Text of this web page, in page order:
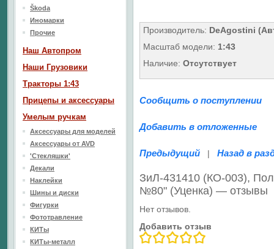
Производитель: DeAgostini
Масштаб модели: 1:43
Наличие: Отсутствует
Сообщить о поступлении
Добавить в отложенные
Предыдущий | Назад в
ЗиЛ-431410 (КО-003),
№80" (Уценка) — отзывы
Нет отзывов.
Добавить отзыв
Škoda
Иномарки
Прочие
Наш Aвтопром
Наши Грузовики
Тракторы 1:43
Прицепы и аксессуары
Умелым ручкам
Аксессуары для моделей
Аксессуары от AVD
'Стекляшки'
Декали
Наклейки
Шины и диски
Фигурки
Фототравление
КИТы
КИТы-металл